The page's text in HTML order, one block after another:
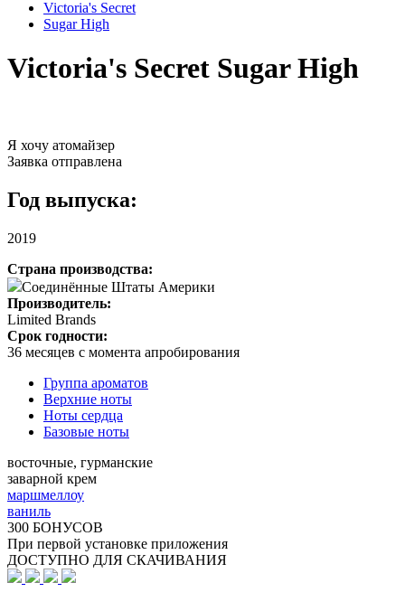
Victoria's Secret
Sugar High
Victoria's Secret Sugar High
Я хочу атомайзер
Заявка отправлена
Год выпуска:
2019
Страна производства:
Соединённые Штаты Америки
Производитель:
Limited Brands
Срок годности:
36 месяцев с момента апробирования
Группа ароматов
Верхние ноты
Ноты сердца
Базовые ноты
восточные, гурманские
заварной крем
маршмеллоу
ваниль
300 БОНУСОВ
При первой установке приложения
ДОСТУПНО ДЛЯ СКАЧИВАНИЯ